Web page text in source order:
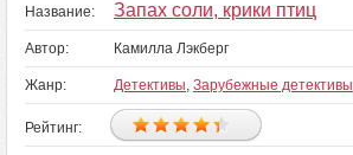
Название: Запах соли, крики птиц
Автор: Камилла Лэкберг
Жанр: Детективы, Зарубежные детективы
Рейтинг: